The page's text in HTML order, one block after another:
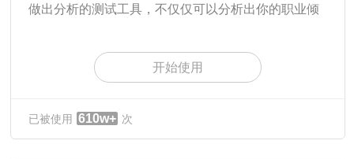
做出分析的测试工具，不仅仅可以分析出你的职业倾
开始使用
已被使用 610w+ 次